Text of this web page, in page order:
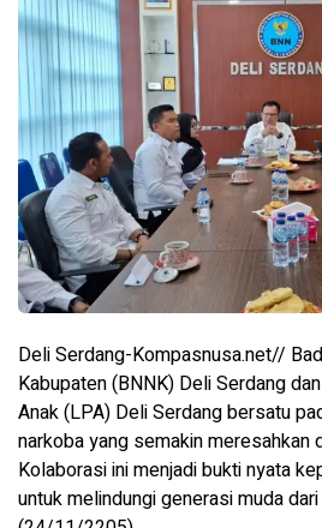
Deli Serdang-Kompasnusa.net//
Kabupaten (BNNK) Deli Serdang
Anak (LPA) Deli Serdang bersatu
narkoba yang semakin meresahkan
Kolaborasi ini menjadi bukti nyata
untuk melindungi generasi muda